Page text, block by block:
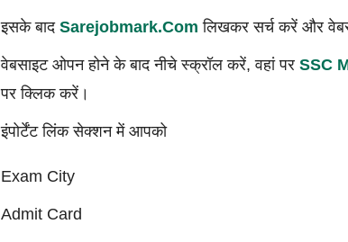
इसके बाद Sarejobmark.com लिखकर सर्च करें और
वेबसाइट ओपन होने के बाद नीचे स्क्रॉल करें, वहां पर SSC
पर क्लिक करें।
इंपोर्टेंट लिंक सेक्शन में आपको
Exam City
Admit Card